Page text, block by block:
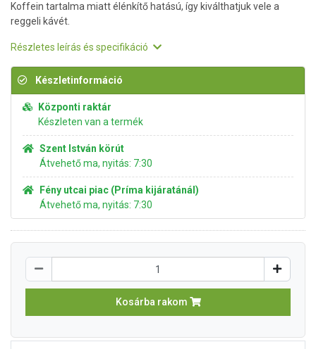
Koffein tartalma miatt élénkítő hatású, így kiválthatjuk vele a
reggeli kávét.
Részletes leírás és specifikáció
Készletinformáció
Központi raktár
Készleten van a termék
Szent István körút
Átvehető ma, nyitás: 7:30
Fény utcai piac (Príma kijáratánál)
Átvehető ma, nyitás: 7:30
Kosárba rakom